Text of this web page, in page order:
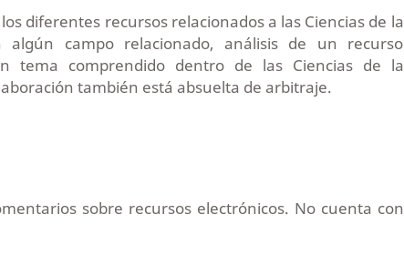
diferentes recursos relacionados a las Ciencias de la
algún campo relacionado, análisis de un recurso
tema comprendido dentro de las Ciencias de la
también está absuelta de arbitraje.
sobre recursos electrónicos. No cuenta con